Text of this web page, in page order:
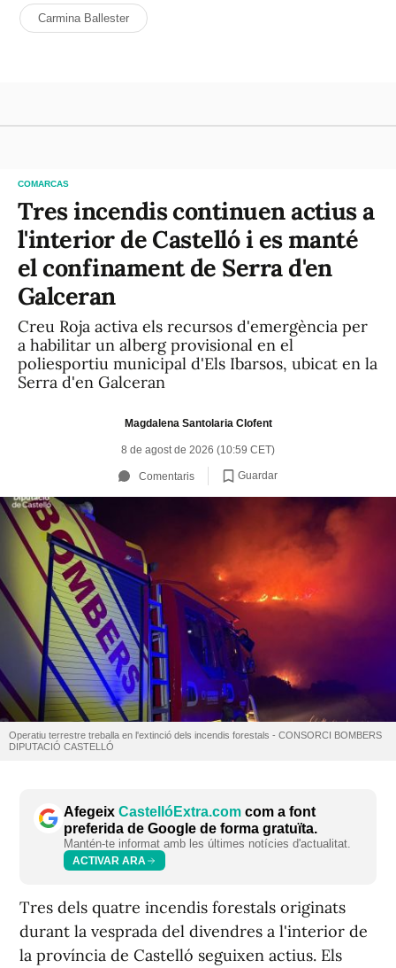
Carmina Ballester
COMARCAS
Tres incendis continuen actius a
l'interior de Castelló i es manté
el confinament de Serra d'en
Galceran
Creu Roja activa els recursos d'emergència per
a habilitar un alberg provisional en el
poliesportiu municipal d'Els Ibarsos, ubicat en la
Serra d'en Galceran
Magdalena Santolaria Clofent
8 de agost de 2026 (10:59 CET)
Comentaris Guardar
Operatiu terrestre treballa en l'extinció dels incendis forestals - CONSORCI BOMBERS
DIPUTACIÓ CASTELLÓ
Afegeix CastellóExtra.com com a font
preferida de Google de forma gratuïta.
Mantén-te informat amb les últimes notícies d'actualitat.
ACTIVAR ARA
Tres dels quatre incendis forestals originats
durant la vesprada del divendres a l'interior de
la província de Castelló seguixen actius. Els